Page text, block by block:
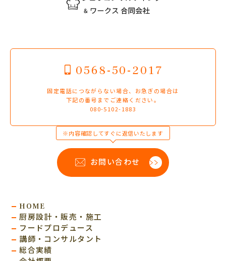
0568-50-2017
固定電話につながらない場合、お急ぎの場合は
下記の番号までご連絡ください。
080-5102-1883
※内容確認してすぐに返信いたします
お問い合わせ
HOME
厨房設計・販売・施工
フードプロデュース
講師・コンサルタント
総合実績